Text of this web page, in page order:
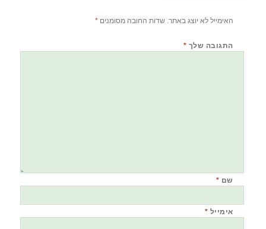
האימייל לא יוצג באתר. שדות החובה מסומנים *
התגובה שלך *
שם *
אימייל *